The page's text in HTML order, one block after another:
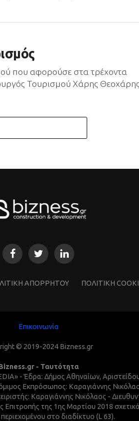
που αφορούσε στα τρέχοντα
Τουρισμού Χάρης
ΑΠΟΡΡΗΤΟΥ ΠΟΛΙΤΙΚΗ
Επικοινωνία
© 2019-2024 Bizness.gr
- Ταυτότητα
MEDIA» - Έδρα: Δήμος Αθηναίων,
Εκπρόσωπος: Καραγιάννης
Καραγιάννης Νικόλαος -
της 1ης Μαρτίου 2018
στο διαδίκτυο (L 63).